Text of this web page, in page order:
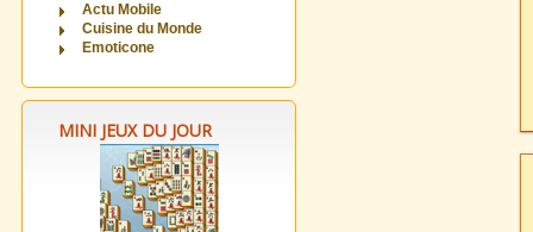
Actu Mobile
Cuisine du Monde
Emoticone
MINI JEUX DU JOUR